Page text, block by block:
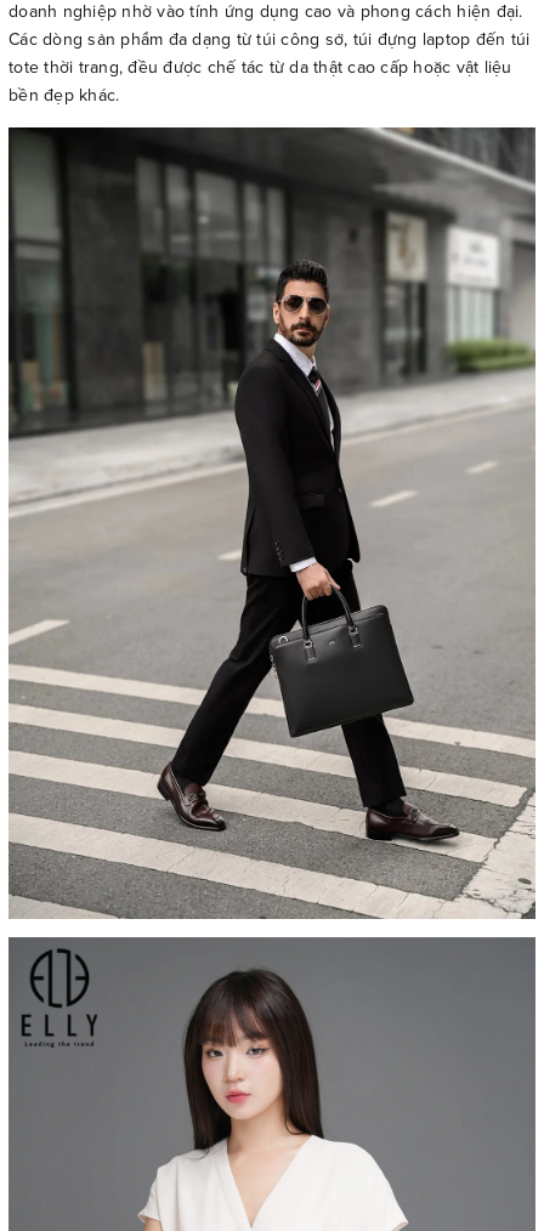
doanh nghiệp nhờ vào tính ứng dụng cao và phong cách hiện đại.
Các dòng sản phẩm đa dạng từ túi công sở, túi đựng laptop đến túi
tote thời trang, đều được chế tác từ da thật cao cấp hoặc vật liệu
bền đẹp khác.